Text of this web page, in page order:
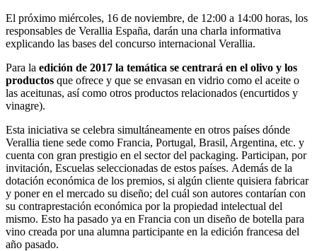
El próximo miércoles, 16 de noviembre, de 12:00 a 14:00 horas, los
responsables de Verallia España, darán una charla informativa
explicando las bases del concurso internacional Verallia.
Para la edición de 2017 la temática se centrará en el olivo y los
productos que ofrece y que se envasan en vidrio como el aceite o
las aceitunas, así como otros productos relacionados (encurtidos y
vinagre).
Esta iniciativa se celebra simultáneamente en otros países dónde
Verallia tiene sede como Francia, Portugal, Brasil, Argentina, etc. y
cuenta con gran prestigio en el sector del packaging. Participan, por
invitación, Escuelas seleccionadas de estos países. Además de la
dotación económica de los premios, si algún cliente quisiera fabricar
y poner en el mercado su diseño; del cuál son autores contarían con
su contraprestación económica por la propiedad intelectual del
mismo. Esto ha pasado ya en Francia con un diseño de botella para
vino creada por una alumna participante en la edición francesa del
año pasado.